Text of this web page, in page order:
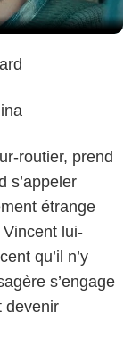
routier, prend
s’appeler
étrange
lui-
qu’il n’y
s’engage
devenir